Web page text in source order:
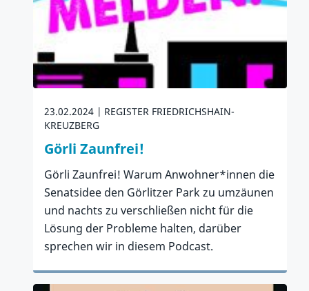
23.02.2024
REGISTER FRIEDRICHSHAIN-
KREUZBERG
Görli Zaunfrei!
Görli Zaunfrei! Warum Anwohner*innen die
Senatsidee den Görlitzer Park zu umzäunen
und nachts zu verschließen nicht für die
Lösung der Probleme halten, darüber
sprechen wir in diesem Podcast.
Zum Artikel